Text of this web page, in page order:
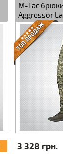
M-Tac
Aggressor
3 328 грн.